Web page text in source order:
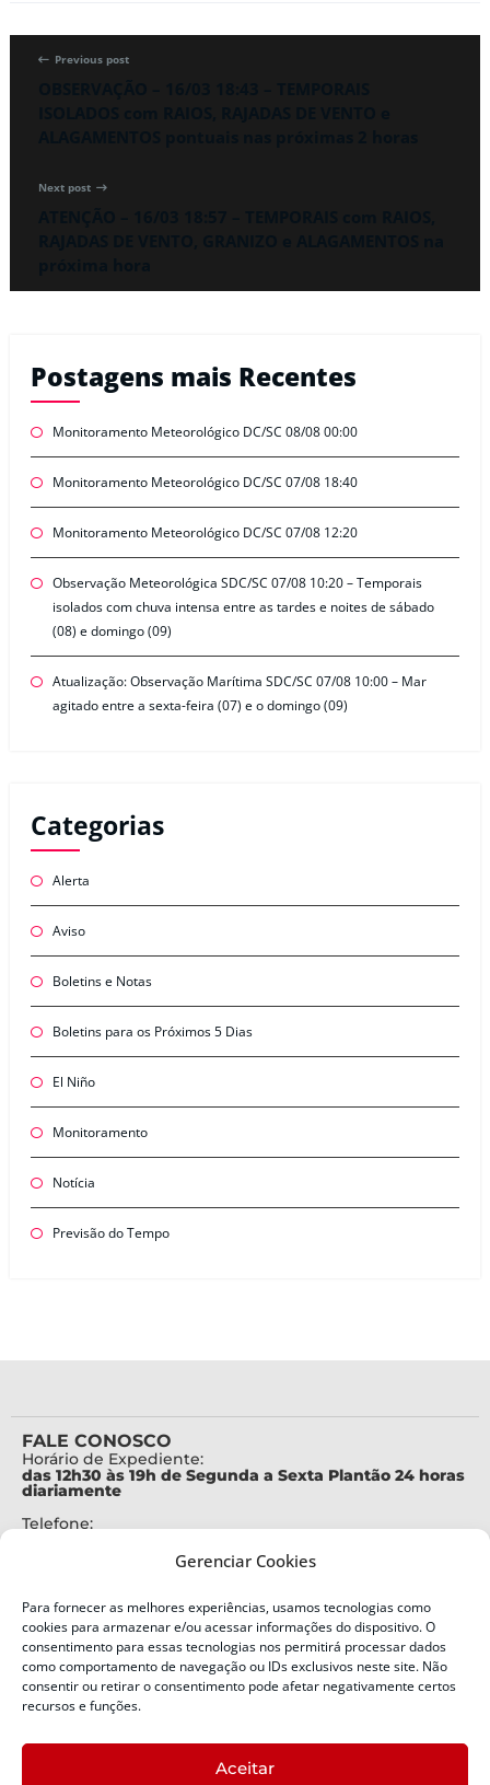
Gerenciar Cookies
Para fornecer as melhores experiências, usamos tecnologias como
cookies para armazenar e/ou acessar informações do dispositivo. O
consentimento para essas tecnologias nos permitirá processar dados
como comportamento de navegação ou IDs exclusivos neste site. Não
consentir ou retirar o consentimento pode afetar negativamente certos
recursos e funções.
Aceitar
Previous post
Next post
Postagens mais Recentes
Monitoramento Meteorológico DC/SC 08/08 00:00
Monitoramento Meteorológico DC/SC 07/08 18:40
Monitoramento Meteorológico DC/SC 07/08 12:20
Observação Meteorológica SDC/SC 07/08 10:20 – Temporais
isolados com chuva intensa entre as tardes e noites de sábado
(08) e domingo (09)
Atualização: Observação Marítima SDC/SC 07/08 10:00 – Mar
agitado entre a sexta-feira (07) e o domingo (09)
Categorias
Alerta
Aviso
Boletins e Notas
Boletins para os Próximos 5 Dias
El Niño
Monitoramento
Notícia
Previsão do Tempo
FALE CONOSCO
Horário de Expediente:
das 12h30 às 19h de Segunda a Sexta Plantão 24 horas
diariamente
Telefone:
Alertas Defesa Civil:
SMS 40199
ENDEREÇO
Defesa Civil do Estado de Santa Catarina
Bairro:
Capoeiras, Florianópolis, SC